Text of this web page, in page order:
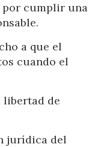
por cumplir una
a que el
cuando el
libertad de
jurídica del